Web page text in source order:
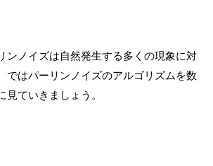
ンノイズは自然発生する多くの現象に対
ではパーリンノイズのアルゴリズムを数
ていきましょう。